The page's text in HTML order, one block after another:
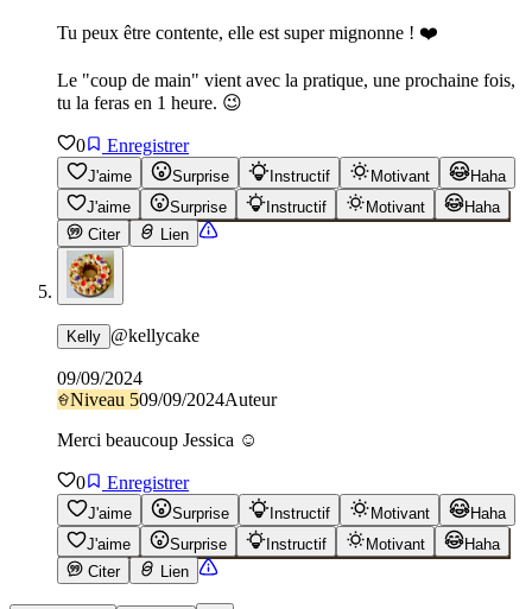
Tu peux être contente, elle est super mignonne ! ❤️
Le "coup de main" vient avec la pratique, une prochaine fois,
tu la feras en 1 heure. 😉
0 Enregistrer
J'aime Surprise Instructif Motivant
Haha
J'aime
Surprise Instructif Motivant
Haha
Citer
Lien
Kelly @kellycake
09/09/2024
Niveau 509/09/2024Auteur
Merci beaucoup Jessica ☺️
0 Enregistrer
J'aime Surprise Instructif Motivant
Haha
J'aime
Surprise Instructif Motivant
Haha
Citer
Lien